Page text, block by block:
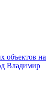
объектов на
Владимир